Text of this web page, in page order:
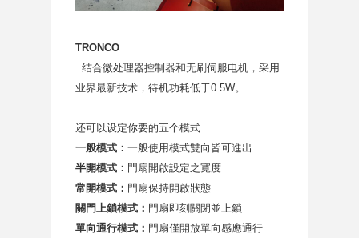
TRONCO
结合微处理器控制器和无刷伺服电机，采用
业界最新技术，待机功耗低于0.5W。
还可以设定你要的五个模式
一般模式 ： 一般使用模式雙向皆可進出
半開模式 ： 門扇開啟設定之寬度
常開模式 ： 門扇保持開啟狀態
關門上鎖模式 ： 門扇即刻關閉並上鎖
單向通行模式 ： 門扇僅開放單向感應通行